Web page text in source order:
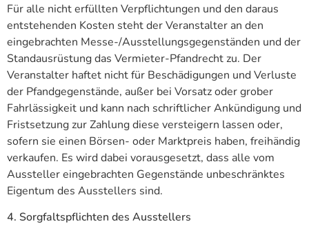
Für alle nicht erfüllten Verpflichtungen und den daraus
entstehenden Kosten steht der Veranstalter an den
eingebrachten Messe-/Ausstellungsgegenständen und der
Standausrüstung das Vermieter-Pfandrecht zu. Der
Veranstalter haftet nicht für Beschädigungen und Verluste
der Pfandgegenstände, außer bei Vorsatz oder grober
Fahrlässigkeit und kann nach schriftlicher Ankündigung und
Fristsetzung zur Zahlung diese versteigern lassen oder,
sofern sie einen Börsen- oder Marktpreis haben, freihändig
verkaufen. Es wird dabei vorausgesetzt, dass alle vom
Aussteller eingebrachten Gegenstände unbeschränktes
Eigentum des Ausstellers sind.
4. Sorgfaltspflichten des Ausstellers